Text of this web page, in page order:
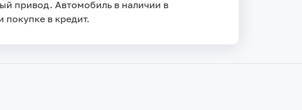
привод. Автомобиль в наличии в
покупке в кредит.